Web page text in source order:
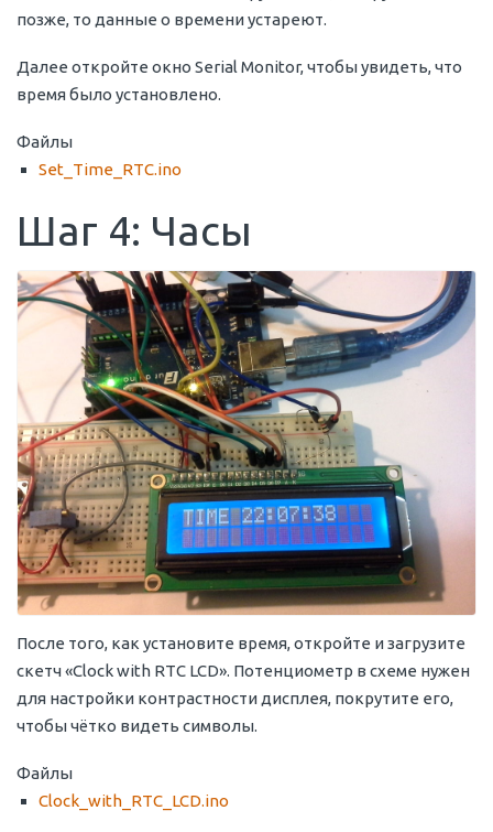
позже, то данные о времени устареют.
Далее откройте окно Serial Monitor, чтобы увидеть, что
время было установлено.
Файлы
Set_Time_RTC.ino
Шаг 4: Часы
После того, как установите время, откройте и загрузите
скетч «Clock with RTC LCD». Потенциометр в схеме нужен
для настройки контрастности дисплея, покрутите его,
чтобы чётко видеть символы.
Файлы
Clock_with_RTC_LCD.ino